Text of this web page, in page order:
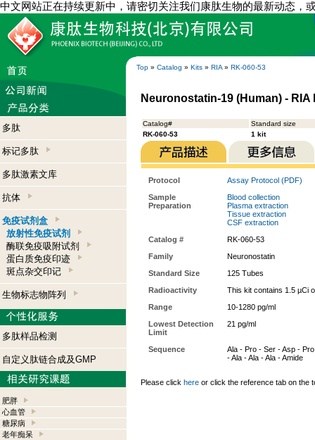
中文网站正在持续更新中，请密切关注我们康肽生物的最新动态，
Top » Catalog » Kits » RIA » RK-060-53
多肽
标记多肽
多肽激素文库
抗体
免疫试剂盒
放射性免疫试剂
酶联免疫吸附试剂
蛋白质免疫印迹
斑点杂交印记
生物标志物阵列
多肽样品检测
自定义肽链合成及GMP
肥胖
心血管
糖尿病
老年痴呆
Neuronostatin-19 (Human) - RIA
Catalog#
Standard size
RK-060-53
1 kit
Protocol
Assay Protocol (PDF)
Sample
Preparation
Blood collection
Plasma extraction
Tissue extraction
CSF extraction
Catalog #
RK-060-53
Family
Neuronostatin
Standard Size
125 Tubes
Radioactivity
This kit contains 1.5 µCi
Range
10-1280 pg/ml
Lowest Detection
Limit
21 pg/ml
Sequence
Ala - Pro - Ser - Asp -
- Ala - Ala - Ala - Amide
Please click here or click the reference tab on the